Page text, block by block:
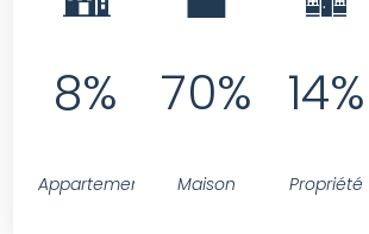
8%
Appartement
70%
Maison
14%
Propriété